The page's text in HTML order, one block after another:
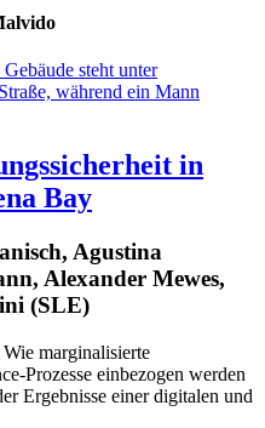
in
Bay
Agustina
Alexander Mewes,
(SLE)
marginalisierte
Prozesse einbezogen werden
Ergebnisse einer digitalen und